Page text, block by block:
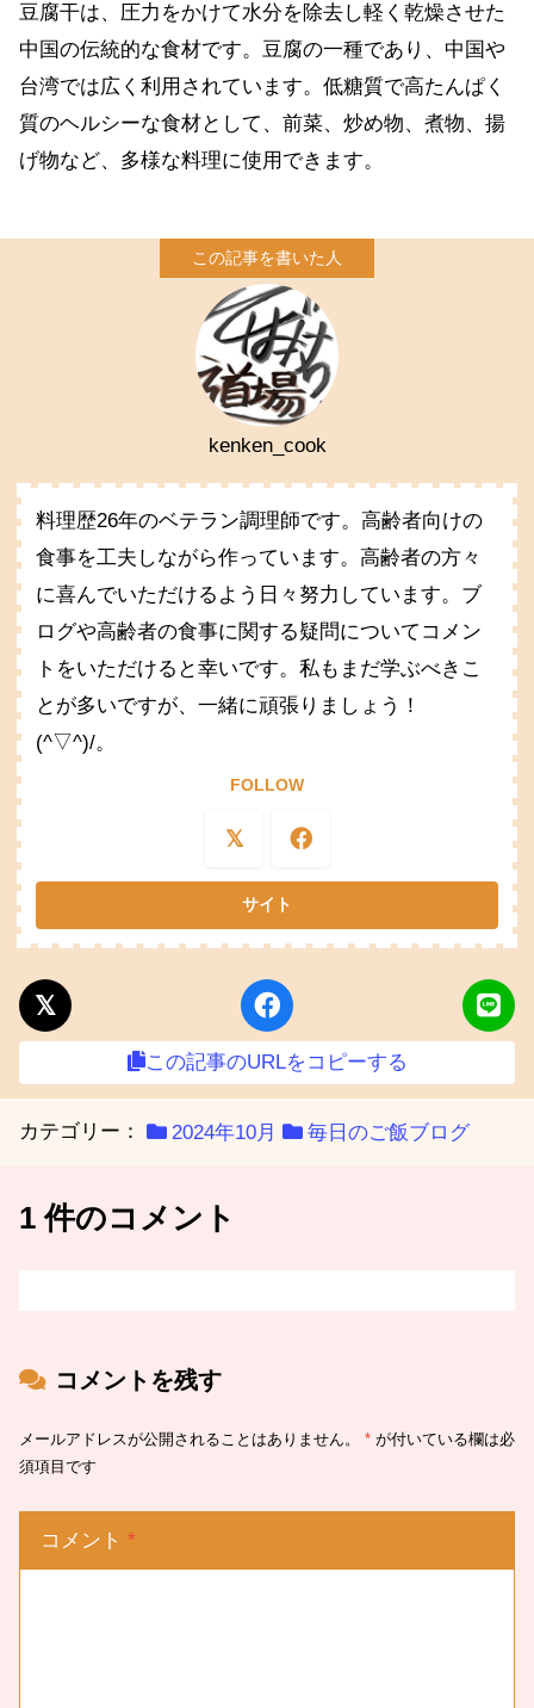
豆腐干は、圧力をかけて水分を除去し軽く乾燥させた
中国の伝統的な食材です。豆腐の一種であり、中国や
台湾では広く利用されています。低糖質で高たんぱく
質のヘルシーな食材として、前菜、炒め物、煮物、揚
げ物など、多様な料理に使用できます。
kenken_cook
料理歴26年のベテラン調理師です。高齢者向けの
食事を工夫しながら作っています。高齢者の方々
に喜んでいただけるよう日々努力しています。ブ
ログや高齢者の食事に関する疑問についてコメン
トをいただけると幸いです。私もまだ学ぶべきこ
とが多いですが、一緒に頑張りましょう！
(^▽^)/。
FOLLOW
この記事のURLをコピーする
カテゴリー： 2024年10月 毎日のご飯ブログ
1 件のコメント
コメントを残す
メールアドレスが公開されることはありません。 * が付いている欄は必
須項目です
コメント *